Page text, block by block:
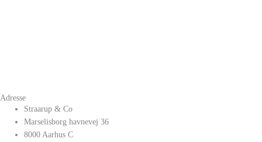
Adresse
Straarup & Co
Marselisborg havnevej 36
8000 Aarhus C